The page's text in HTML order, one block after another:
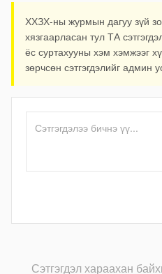
ХХЗХ-ны журмын дагуу зүй
хязгаарласан тул ТА
ёс суртахууны хэм хэмжээг
зөрчсөн сэтгэгдэлийг админ
Сэтгэгдэл хараахан